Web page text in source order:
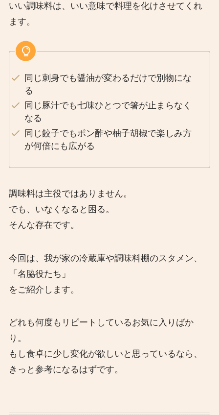
いい調味料は、いい意味で料理を化けさせてくれ
ます。
同じ刺身でも醤油が変わるだけで別物にな
る
同じ豚汁でも七味ひとつで箸が止まらなく
なる
同じ餃子でもポン酢や柚子胡椒で楽しみ方
が何倍にも広がる
調味料は主役ではありません。
でも、いなくなると困る。
そんな存在です。
今回は、我が家の冷蔵庫や調味料棚のスタメン、
「名脇役たち」
をご紹介します。
どれも何度もリピートしているお気に入りばか
り。
もし食卓に少し変化が欲しいと思っているなら、
きっと参考になるはずです。